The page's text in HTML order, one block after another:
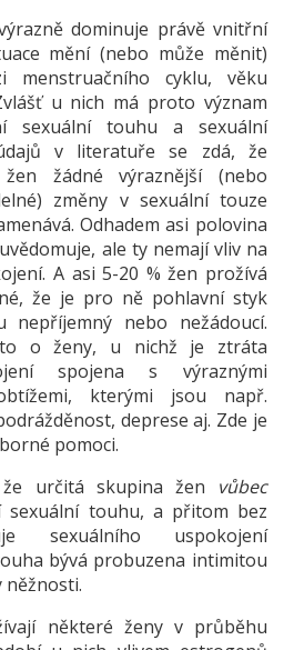
dominuje právě vnitřní
mění (nebo může měnit)
cyklu, věku
u nich má proto význam
sexuální touhu a sexuální
v literatuře se zdá, že
žádné výraznější (nebo
změny v sexuální touze
Odhadem asi polovina
ale ty nemají vliv na
A asi 5-20 % žen prožívá
že je pro ně pohlavní styk
nebo nežádoucí.
o ženy, u nichž je ztráta
spojena s výraznými
kterými jsou např.
deprese aj. Zde je
pomoci.
určitá skupina žen vůbec
sexuální touhu, a přitom bez
sexuálního uspokojení
bývá probuzena intimitou
něžnosti.
některé ženy v průběhu